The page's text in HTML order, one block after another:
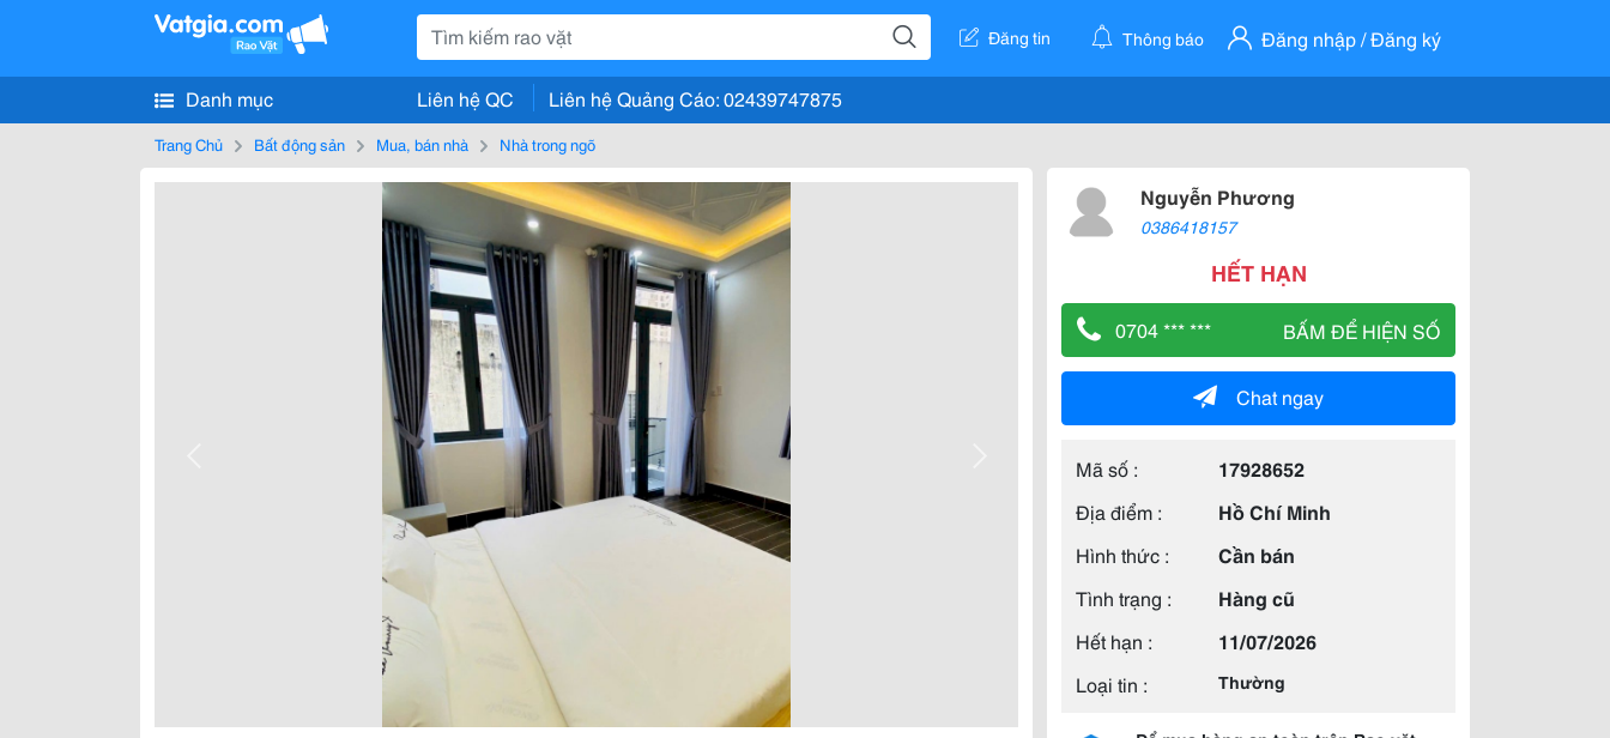
Đăng tin Thông báo Đăng nhập / Đăng ký
Danh mục Liên hệ QC Liên hệ Quảng Cáo: 02439747875
Trang Chủ Bất động sản Mua, bán nhà Nhà trong ngõ
Nguyễn Phương
0386418157
HẾT HẠN
0704 *** *** BẤM ĐỂ HIỆN SỐ
Chat ngay
Mã số :
17928652
Địa điểm :
Hồ Chí Minh
Hình thức :
Cần bán
Tình trạng :
Hàng cũ
Hết hạn :
11/07/2026
Loại tin :
Thường